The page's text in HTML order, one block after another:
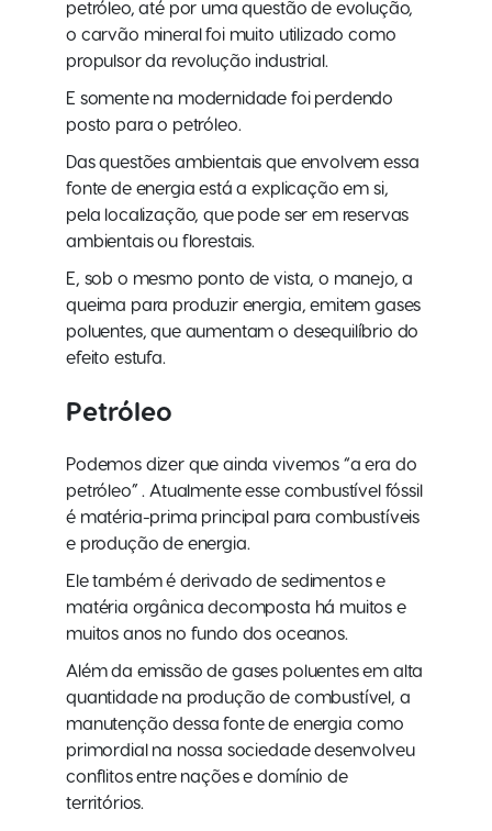
petróleo, até por uma questão de evolução,
o carvão mineral foi muito utilizado como
propulsor da revolução industrial.
E somente na modernidade foi perdendo
posto para o petróleo.
Das questões ambientais que envolvem essa
fonte de energia está a explicação em si,
pela localização, que pode ser em reservas
ambientais ou florestais.
E, sob o mesmo ponto de vista, o manejo, a
queima para produzir energia, emitem gases
poluentes, que aumentam o desequilíbrio do
efeito estufa.
Petróleo
Podemos dizer que ainda vivemos “a era do
petróleo” . Atualmente esse combustível fóssil
é matéria-prima principal para combustíveis
e produção de energia.
Ele também é derivado de sedimentos e
matéria orgânica decomposta há muitos e
muitos anos no fundo dos oceanos.
Além da emissão de gases poluentes em alta
quantidade na produção de combustível, a
manutenção dessa fonte de energia como
primordial na nossa sociedade desenvolveu
conflitos entre nações e domínio de
territórios.